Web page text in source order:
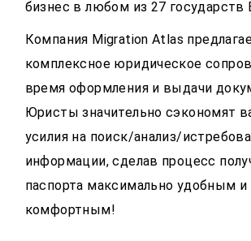
бизнес в любом из 27 государств
Компания Migration Atlas
комплексное юридическое
время оформления и выдачи
Юристы значительно сэкономят
усилия на поиск/анализ/
информации, сделав процесс
паспорта максимально удобным и
комфортным!